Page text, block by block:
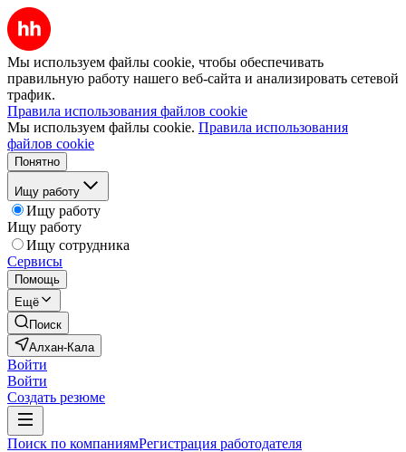
Мы используем файлы cookie, чтобы обеспечивать
правильную работу нашего веб-сайта и анализировать сетевой
трафик.
Правила использования файлов cookie
Мы используем файлы cookie. Правила использования
файлов cookie
Понятно
Ищу работу
Ищу работу
Ищу работу
Ищу сотрудника
Сервисы
Помощь
Ещё
Поиск
Алхан-Кала
Войти
Войти
Создать резюме
Поиск по компаниямРегистрация работодателя